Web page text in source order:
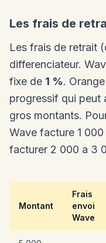
Les frais de
Les frais de retrait
differenciateur.
fixe de 1 %.
progressif qui peut
gros montants.
Wave facture 1
facturer 2 000 a 3
Montant
Frais
envoi
Wave